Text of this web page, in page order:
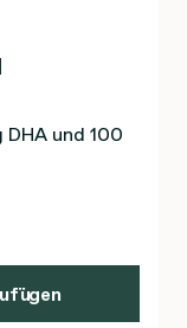
und 100